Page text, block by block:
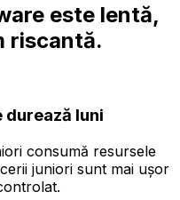
este lentă,
riscantă.
durează luni
consumă resursele
juniori sunt mai ușor